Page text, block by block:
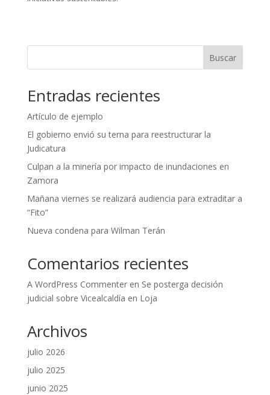
Buscar
Entradas recientes
Artículo de ejemplo
El gobierno envió su terna para reestructurar la
Judicatura
Culpan a la minería por impacto de inundaciones en
Zamora
Mañana viernes se realizará audiencia para extraditar a
“Fito”
Nueva condena para Wilman Terán
Comentarios recientes
A WordPress Commenteren Se posterga decisión
judicial sobre Vicealcaldía en Loja
Archivos
julio 2026
julio 2025
junio 2025